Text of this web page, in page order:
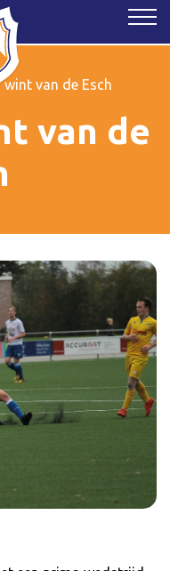
wint van de Esch
van de